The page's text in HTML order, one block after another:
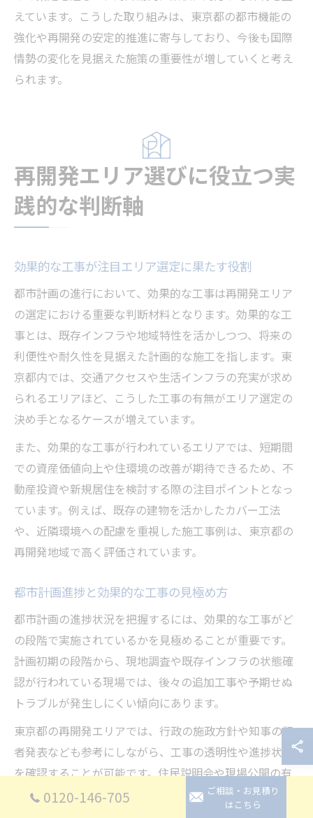
えています。こうした取り組みは、東京都の都市機能の
強化や再開発の安定的推進に寄与しており、今後も国際
情勢の変化を見据えた施策の重要性が増していくと考え
られます。
再開発エリア選びに役立つ実
践的な判断軸
効果的な工事が注目エリア選定に果たす役割
都市計画の進行において、効果的な工事は再開発エリア
の選定における重要な判断材料となります。効果的な工
事とは、既存インフラや地域特性を活かしつつ、将来の
利便性や耐久性を見据えた計画的な施工を指します。東
京都内では、交通アクセスや生活インフラの充実が求め
られるエリアほど、こうした工事の有無がエリア選定の
決め手となるケースが増えています。
また、効果的な工事が行われているエリアでは、短期間
での資産価値向上や住環境の改善が期待できるため、不
動産投資や新規居住を検討する際の注目ポイントとなっ
ています。例えば、既存の建物を活かしたカバー工法
や、近隣環境への配慮を重視した施工事例は、東京都の
再開発地域で高く評価されています。
都市計画進捗と効果的な工事の見極め方
都市計画の進捗状況を把握するには、効果的な工事がど
の段階で実施されているかを見極めることが重要です。
計画初期の段階から、現地調査や既存インフラの状態確
認が行われている現場では、後々の追加工事や予期せぬ
トラブルが発生しにくい傾向にあります。
東京都の再開発エリアでは、行政の施政方針や知事の記
者発表なども参考にしながら、工事の透明性や進捗状況
を確認することが可能です。住民説明会や現場公開の有
無も、信頼度を測る一つの指標となります。実際に、事
0120-146-705
ご相談・お見積り
はこちら